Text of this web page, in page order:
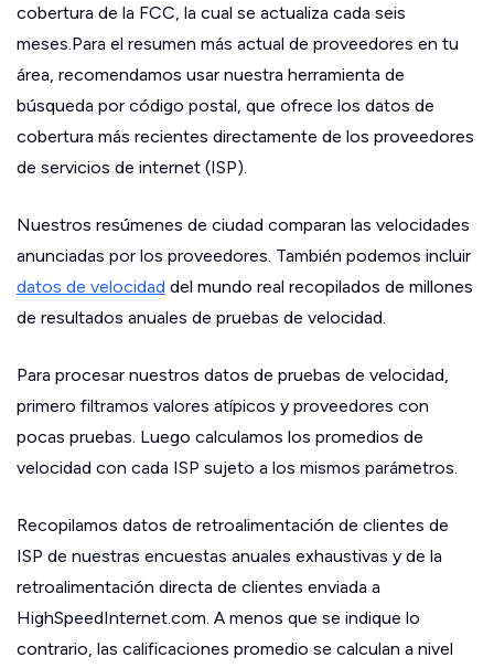
cobertura de la FCC, la cual se actualiza cada seis
meses.Para el resumen más actual de proveedores en tu
área, recomendamos usar nuestra herramienta de
búsqueda por código postal, que ofrece los datos de
cobertura más recientes directamente de los proveedores
de servicios de internet (ISP).
Nuestros resúmenes de ciudad comparan las velocidades
anunciadas por los proveedores. También podemos incluir
datos de velocidad del mundo real recopilados de millones
de resultados anuales de pruebas de velocidad.
Para procesar nuestros datos de pruebas de velocidad,
primero filtramos valores atípicos y proveedores con
pocas pruebas. Luego calculamos los promedios de
velocidad con cada ISP sujeto a los mismos parámetros.
Recopilamos datos de retroalimentación de clientes de
ISP de nuestras encuestas anuales exhaustivas y de la
retroalimentación directa de clientes enviada a
HighSpeedInternet.com. A menos que se indique lo
contrario, las calificaciones promedio se calculan a nivel